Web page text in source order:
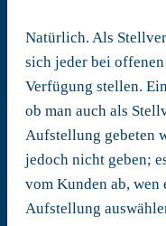
Natürlich. Als
sich jeder bei
Verfügung stellen.
ob man auch als
Aufstellung gebeten
jedoch nicht geben;
vom Kunden ab, wen
Aufstellung